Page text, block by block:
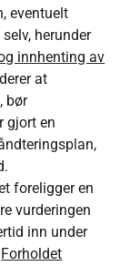
eventuelt
herunder
innhenting av
at
bør
gjort en
foreligger en
vurderingen
inn under
Forholdet